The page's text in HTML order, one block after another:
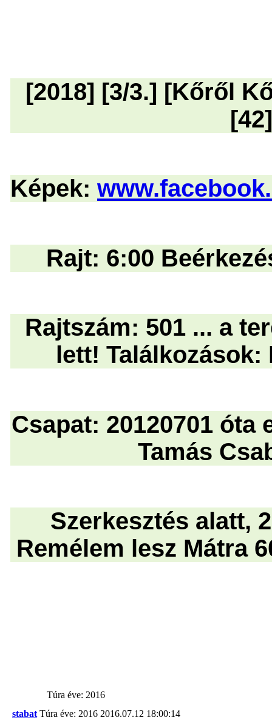
[2018] [3/3.] [Kőről
Képek:
Rajt: 6:00
Rajtszám: 501 ... a
lett! Találkozások:
Csapat: 20120701 óta
Tamás
Szerkesztés alatt,
Remélem lesz Mátra
Túra éve: 2016
stabat Túra éve: 2016 2016.07.12 18:00:14